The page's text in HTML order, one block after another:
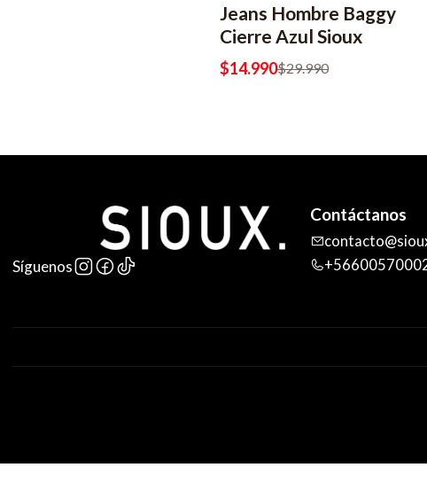
-50% OFF
Jeans Hombre Baggy
Cierre Azul Sioux
$14.990$29.990
Síguenos
Contáctanos